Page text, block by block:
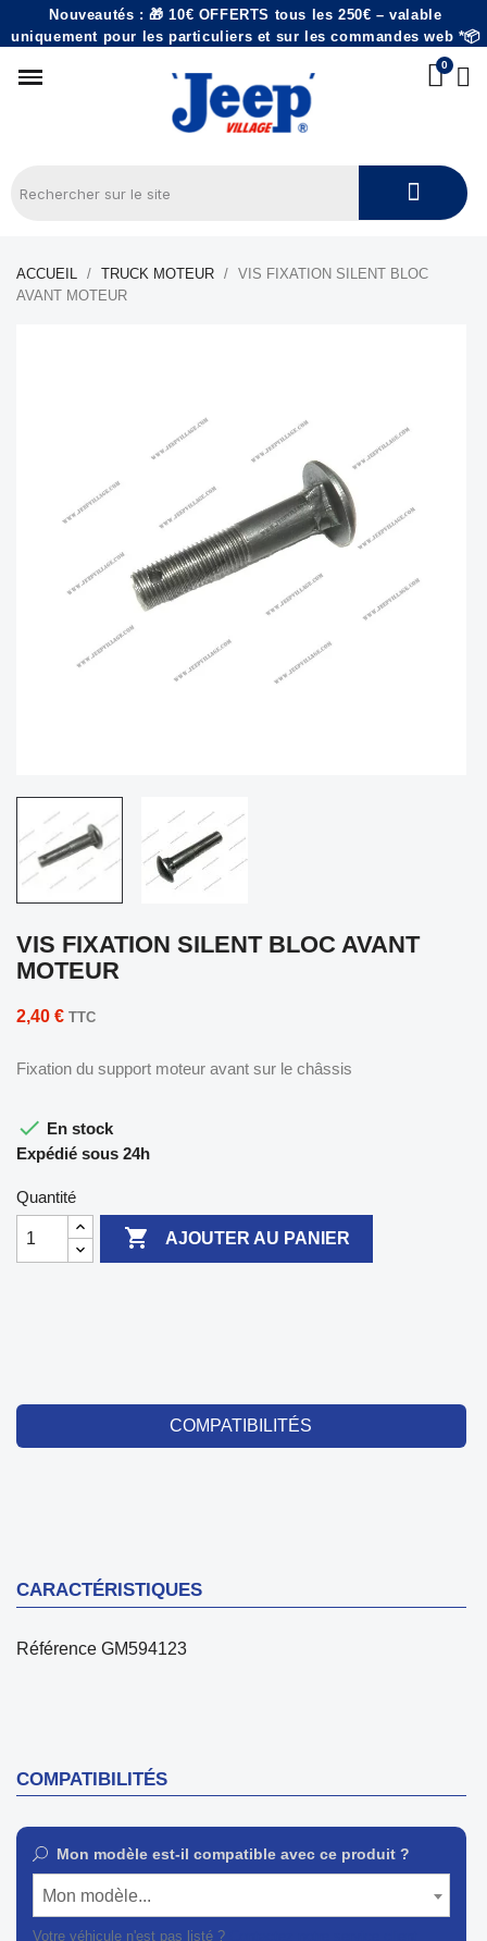
Nouveautés : 🎁 10€ OFFERTS tous les 250€ – valable
uniquement pour les particuliers et sur les commandes web *📦
ACCUEIL TRUCK MOTEUR
VIS FIXATION SILENT BLOC
AVANT MOTEUR
VIS FIXATION SILENT BLOC AVANT
MOTEUR
2,40 € TTC
Fixation du support moteur avant sur le châssis
 En stock
Expédié sous 24h
Quantité
 AJOUTER AU PANIER
COMPATIBILITÉS
CARACTÉRISTIQUES
Référence GM594123
COMPATIBILITÉS
Mon modèle est-il compatible avec ce produit ?
Mon modèle...
Votre véhicule n'est pas listé ?